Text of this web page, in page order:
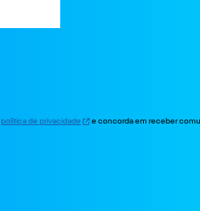
política de privacidade e concorda em receber